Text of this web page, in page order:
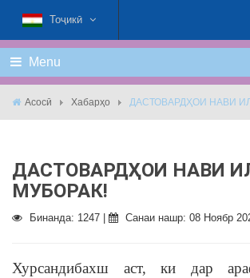
Тоҷикӣ
Menu
Асосӣ Хабарҳо ДАСТОВАРДҲОИ НАВИ
ДАСТОВАРДҲОИ НАВИ
МУБОРАК!
Бинанда: 1247 | Санаи нашр: 08 Ноябр
Хурсандибахш аст, ки дар